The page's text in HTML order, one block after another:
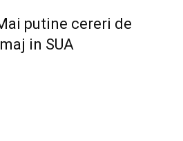
putine cereri de
in SUA